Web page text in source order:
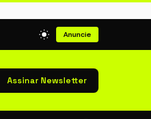
Anuncie
Assinar Newsletter